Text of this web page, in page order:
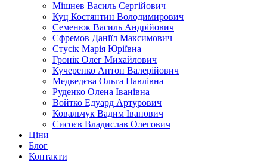
Мішнев Василь Сергійович
Куц Костянтин Володимирович
Семенюк Василь Андрійович
Єфремов Даніїл Максимович
Стусік Марія Юріївна
Гронік Олег Михайлович
Кучеренко Антон Валерійович
Медведєва Ольга Павлівна
Руденко Олена Іванівна
Войтко Едуард Артурович
Ковальчук Вадим Іванович
Сисоєв Владислав Олегович
Ціни
Блог
Контакти